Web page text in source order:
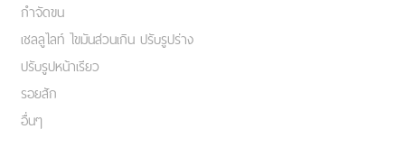
กำจัดขน
เชลลูไลท์ ไขมันส่วนเกิน ปรับรูปร่าง
ปรับรูปหน้าเรียว
รอยสัก
อื่นๆ